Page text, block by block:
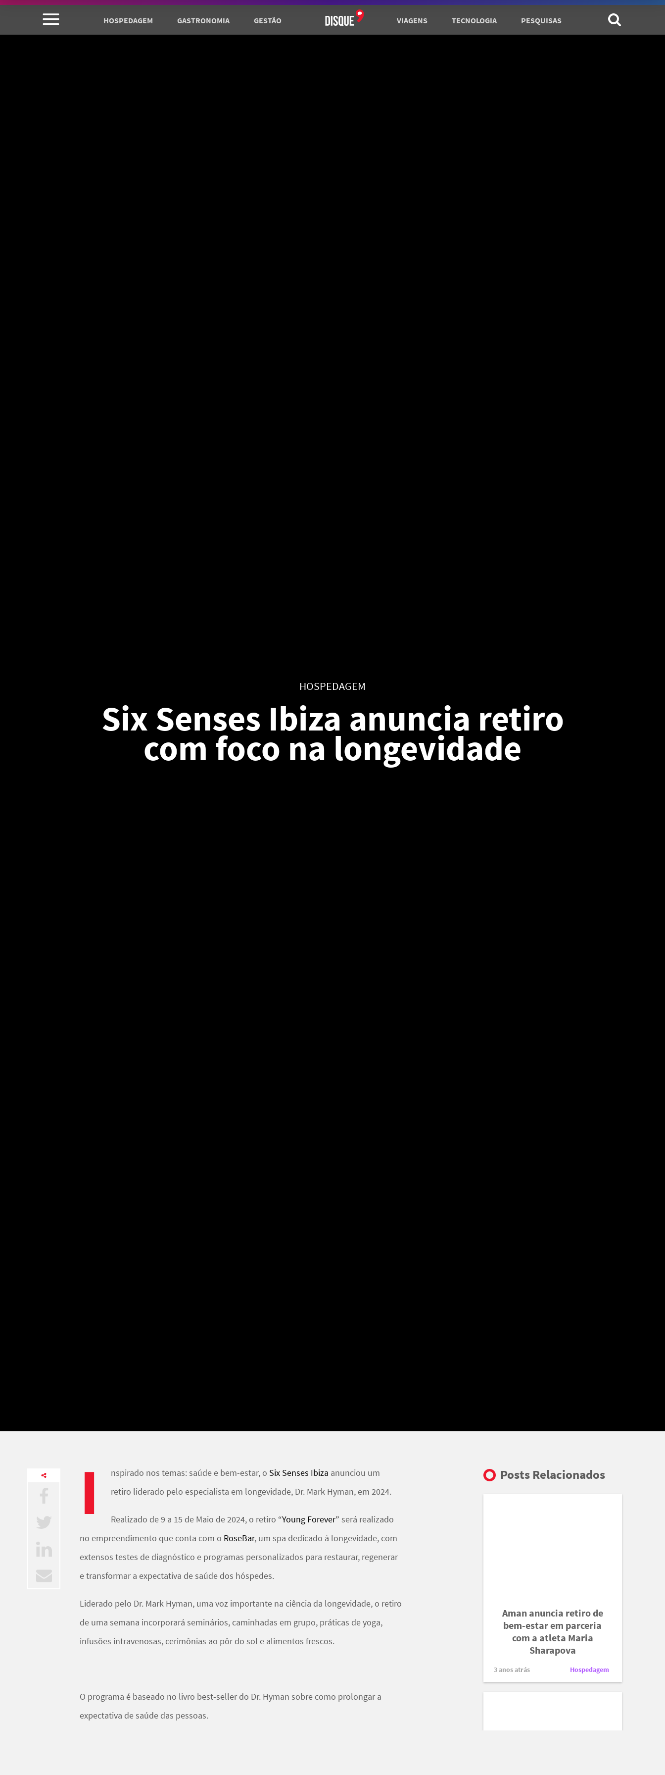
HOSPEDAGEM GASTRONOMIA GESTÃO VIAGENS TECNOLOGIA PESQUISAS
HOSPEDAGEM
Six Senses Ibiza anuncia retiro
com foco na longevidade
I nspirado nos temas: saúde e bem-estar, o Six Senses Ibiza anunciou um
retiro liderado pelo especialista em longevidade, Dr. Mark Hyman, em 2024.
Realizado de 9 a 15 de Maio de 2024, o retiro “Young Forever” será realizado
no empreendimento que conta com o RoseBar, um spa dedicado à longevidade, com
extensos testes de diagnóstico e programas personalizados para restaurar, regenerar
e transformar a expectativa de saúde dos hóspedes.
Liderado pelo Dr. Mark Hyman, uma voz importante na ciência da longevidade, o retiro
de uma semana incorporará seminários, caminhadas em grupo, práticas de yoga,
infusões intravenosas, cerimônias ao pôr do sol e alimentos frescos.
O programa é baseado no livro best-seller do Dr. Hyman sobre como prolongar a
expectativa de saúde das pessoas.
Posts Relacionados
Hospedagem
Aman anuncia retiro de
bem-estar em parceria
com a atleta Maria
Sharapova
3 anos atrás